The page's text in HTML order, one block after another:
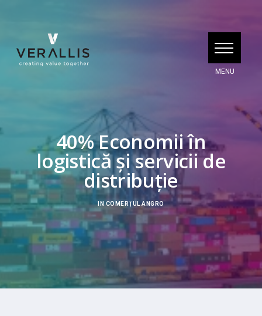
40% Economii în
logistică și servicii de
distribuție
INCOMERȚUL ANGRO